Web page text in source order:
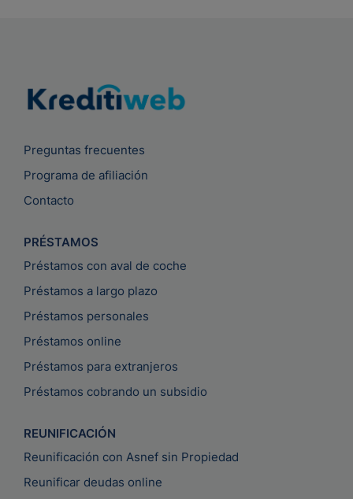
Preguntas frecuentes
Programa de afiliación
Contacto
PRÉSTAMOS
Préstamos con aval de coche
Préstamos a largo plazo
Préstamos personales
Préstamos online
Préstamos para extranjeros
Préstamos cobrando un subsidio
REUNIFICACIÓN
Reunificación con Asnef sin Propiedad
Reunificar deudas online